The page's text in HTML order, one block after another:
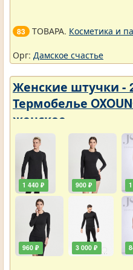
83 ТОВАРА. Косметика и
Орг: Дамское счастье
Женские штучки
Термобелье
женское
1 440 ₽
960 ₽
900 ₽
3 000 ₽